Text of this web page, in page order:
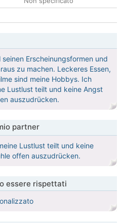
Erscheinungsformen und
zu machen. Leckeres Essen,
sind meine Hobbys. Ich
Lustlust teilt und keine Angst
auszudrücken.
partner
Lustlust teilt und keine
offen auszudrücken.
essere rispettati